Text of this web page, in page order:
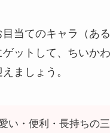
当てのキャラ（あ
ゲットして、ちいか
ましょう。
い・便利・長持ちの三